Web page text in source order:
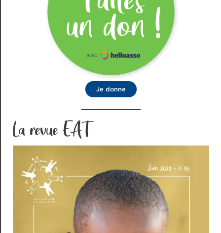
Je donne
La revue EAT